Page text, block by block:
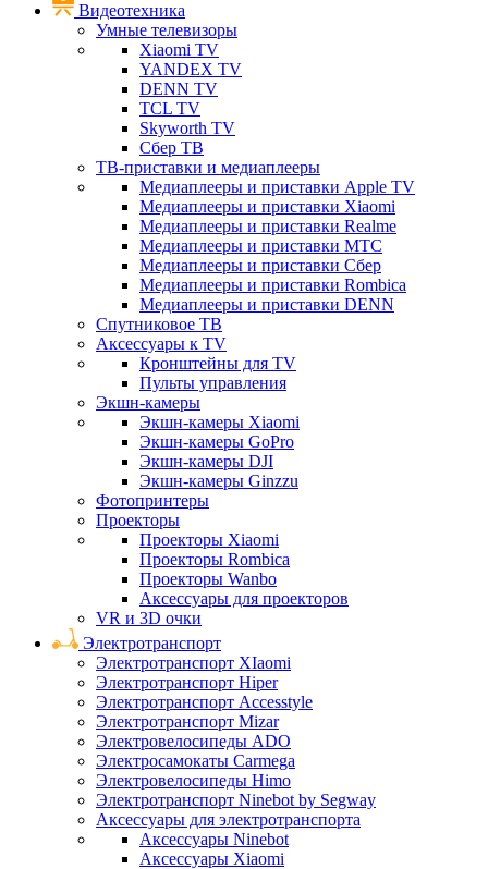
Видеотехника
Умные телевизоры
Xiaomi TV
YANDEX TV
DENN TV
TCL TV
Skyworth TV
Сбер ТВ
ТВ-приставки и медиаплееры
Медиаплееры и приставки Apple TV
Медиаплееры и приставки Xiaomi
Медиаплееры и приставки Realme
Медиаплееры и приставки МТС
Медиаплееры и приставки Сбер
Медиаплееры и приставки Rombica
Медиаплееры и приставки DENN
Спутниковое ТВ
Аксессуары к TV
Кронштейны для TV
Пульты управления
Экшн-камеры
Экшн-камеры Xiaomi
Экшн-камеры GoPro
Экшн-камеры DJI
Экшн-камеры Ginzzu
Фотопринтеры
Проекторы
Проекторы Xiaomi
Проекторы Rombica
Проекторы Wanbo
Аксессуары для проекторов
VR и 3D очки
Электротранспорт
Электротранспорт XIaomi
Электротранспорт Hiper
Электротранспорт Accesstyle
Электротранспорт Mizar
Электровелосипеды ADO
Электросамокаты Carmega
Электровелосипеды Himo
Электротранспорт Ninebot by Segway
Аксессуары для электротранспорта
Аксессуары Ninebot
Аксессуары Xiaomi